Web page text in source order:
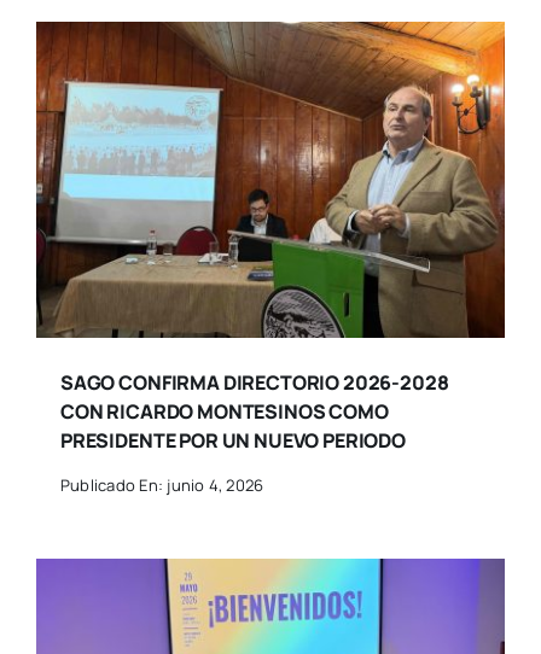
SAGO CONFIRMA DIRECTORIO 2026-2028
CON RICARDO MONTESINOS COMO
PRESIDENTE POR UN NUEVO PERIODO
Publicado En: junio 4, 2026